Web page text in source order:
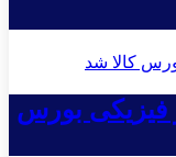
فیزیکی بورس